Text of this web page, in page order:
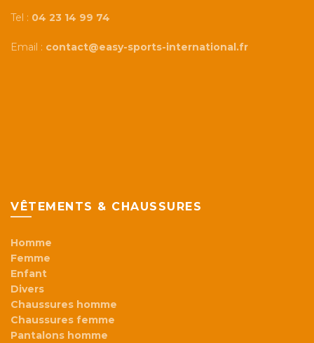
Tel : 04 23 14 99 74
Email : contact@easy-sports-international.fr
VÊTEMENTS & CHAUSSURES
Homme
Femme
Enfant
Divers
Chaussures homme
Chaussures femme
Pantalons homme